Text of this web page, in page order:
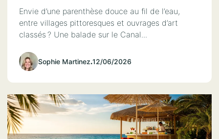
Envie d’une parenthèse douce au fil de l’eau,
entre villages pittoresques et ouvrages d’art
classés ? Une balade sur le Canal...
Sophie Martinez.12/06/2026